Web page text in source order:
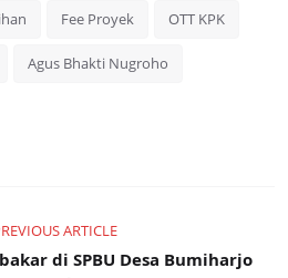
Fee Proyek OTT KPK
Agus Bhakti Nugroho
ARTICLE
di SPBU Desa Bumiharjo